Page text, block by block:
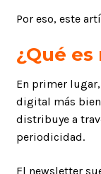
Por eso, este
¿Qué
En primer
digital más
distribuye a
periodicidad.
El newsletter